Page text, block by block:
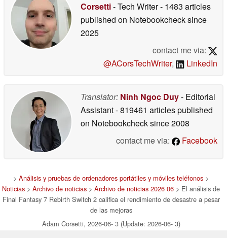
Corsetti- Tech Writer- 1483 articles
published on Notebookchecksince
2025
contact me via:
@ACorsTechWriter, LinkedIn
Translator: Ninh Ngoc Duy- Editorial
Assistant- 819461 articles published
on Notebookchecksince 2008
contact me via:
Facebook
> Análisis y pruebas de ordenadores portátiles y móviles teléfonos >
Noticias > Archivo de noticias > Archivo de noticias 2026 06 > El análisis de
Final Fantasy 7 Rebirth Switch 2 califica el rendimiento de desastre a pesar
de las mejoras
Adam Corsetti, 2026-06- 3 (Update: 2026-06- 3)